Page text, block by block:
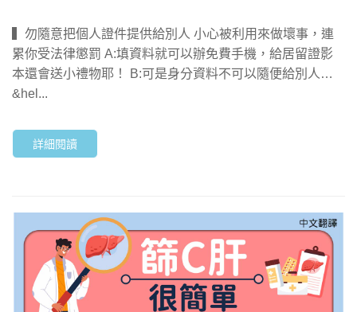
▍勿隨意把個人證件提供給別人 小心被利用來做壞事，連
累你受法律懲罰 A:填資料就可以辦免費手機，給居留證影
本還會送小禮物耶！ B:可是身分資料不可以隨便給別人…
&hel...
詳細閱讀